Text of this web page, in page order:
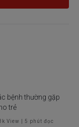
bệnh thường gặp
trẻ
View |5 phút đọc